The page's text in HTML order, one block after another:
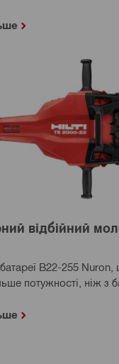
відбійний
B22-255
потужності, ніж з